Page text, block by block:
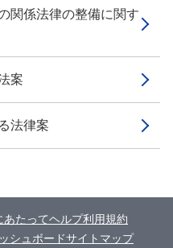
関係法律の整備に関す
案
法律案
あたってヘルプ利用規約
シュボードサイトマップ